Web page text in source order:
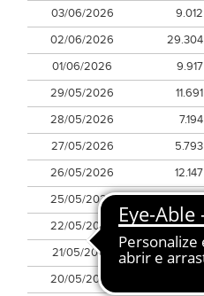
03/06/2026
9.012
02/06/2026
29.304
01/06/2026
9.917
29/05/2026
11.691
28/05/2026
7.194
27/05/2026
5.793
26/05/2026
12.147
25/05/2026
18.678
22/05/2026
31.683
21/05/2026
27.477
20/05/2026